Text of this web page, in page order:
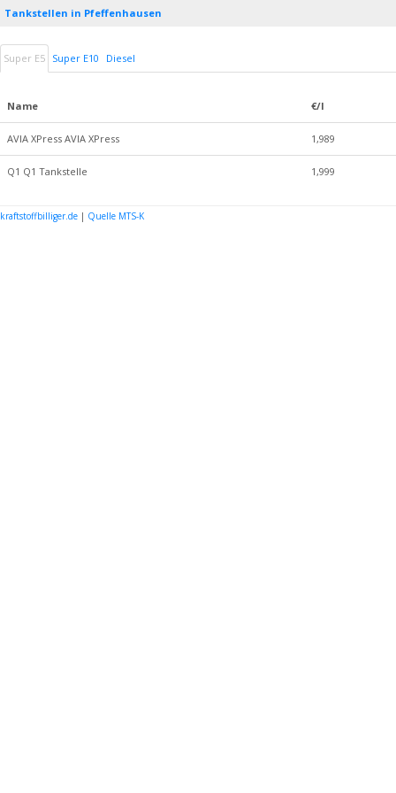
Tankstellen in Pfeffenhausen
Super E5 Super E10 Diesel
Name €/l
AVIA XPress AVIA XPress 1,989
Q1 Q1 Tankstelle 1,999
kraftstoffbilliger.de | Quelle MTS-K